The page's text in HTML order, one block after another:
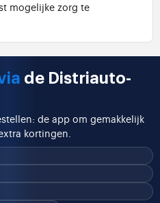
mogelijke zorg te
de Distriauto-
de app om gemakkelijk
kortingen.